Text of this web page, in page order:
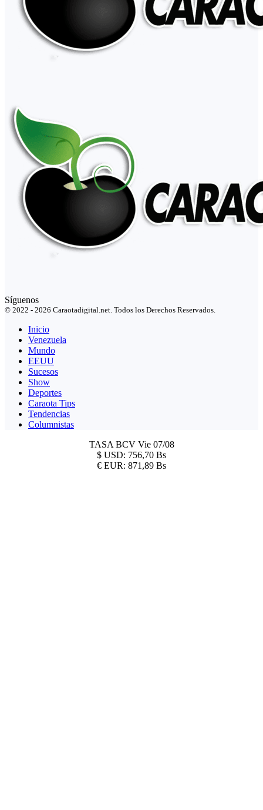
Síguenos
© 2022 - 2026 Caraotadigital.net. Todos los Derechos Reservados.
Inicio
Venezuela
Mundo
EEUU
Sucesos
Show
Deportes
Caraota Tips
Tendencias
Columnistas
TASA BCV Vie 07/08
$ USD: 756,70 Bs
€ EUR: 871,89 Bs